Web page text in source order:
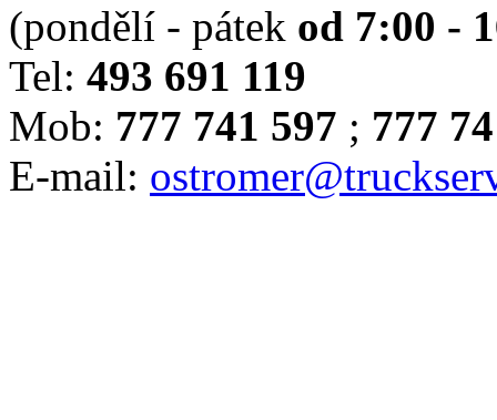
(pondělí - pátek od 7:00 -
Tel: 493 691 119
Mob: 777 741 597 ; 777
E-mail: